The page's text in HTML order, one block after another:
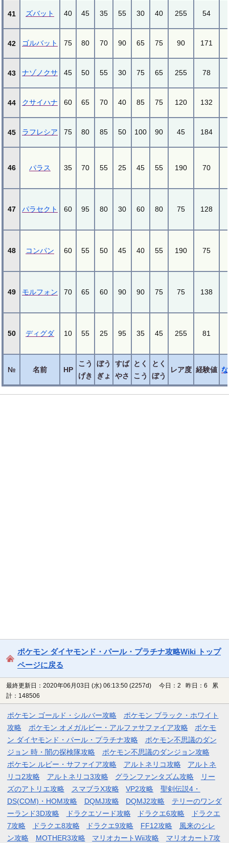
№ 名前 HP
こう
げき
ぼう
ぎょ
すば
やさ
とく
こう
とく
ぼう
レア度 経験値
41 ズバット 40 45 35 55 30 40 255 54
42 ゴルバット 75 80 70 90 65 75 90 171
43 ナゾノクサ 45 50 55 30 75 65 255 78
44 クサイハナ 60 65 70 40 85 75 120 132
45 ラフレシア 75 80 85 50 100 90 45 184
46 パラス 35 70 55 25 45 55 190 70
47 パラセクト 60 95 80 30 60 80 75 128
48 コンパン 60 55 50 45 40 55 190 75
49 モルフォン 70 65 60 90 90 75 75 138
50 ディグダ 10 55 25 95 35 45 255 81
ポケモン ダイヤモンド・パール・プラチナ攻略Wiki トップ
ページに戻る
最終更新日：2020年06月03日 (水) 06:13:50 (2257d)
今日：2 昨日：6 累
計：148506
ポケモン ゴールド・シルバー攻略
ポケモン ブラック・ホワイト
攻略
ポケモン オメガルビー・アルファサファイア攻略
ポケモ
ン ダイヤモンド・パール・プラチナ攻略
ポケモン不思議のダン
ジョン 時・闇の探検隊攻略
ポケモン不思議のダンジョン攻略
ポケモン ルビー・サファイア攻略
アルトネリコ攻略
アルトネ
リコ2攻略
アルトネリコ3攻略 グランファンタズム攻略
リー
ズのアトリエ攻略
スマブラX攻略 VP2攻略
聖剣伝説4・
DS(COM)・HOM攻略
DQMJ攻略 DQMJ2攻略
テリーのワンダ
ーランド3D攻略
ドラクエソード攻略 ドラクエ6攻略
ドラクエ
7攻略
ドラクエ8攻略 ドラクエ9攻略 FF12攻略
風来のシレ
ン攻略
MOTHER3攻略 マリオカートWii攻略 マリオカート7攻